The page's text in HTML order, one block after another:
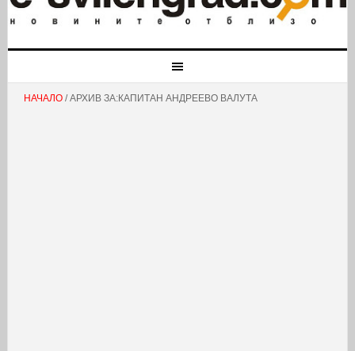
НАЧАЛО/ АРХИВ ЗА:КАПИТАН АНДРЕЕВО ВАЛУТА